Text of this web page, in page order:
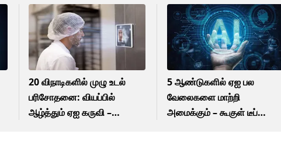
20 விநாடிகளில் முழு உடல்
பரிசோதனை: வியப்பில்
ஆழ்த்தும் ஏஐ கருவி –
5 ஆண்டுகளில் ஏஐ பல
வேலைகளை மாற்றி
அமைக்கும் – கூகுள் டீப்